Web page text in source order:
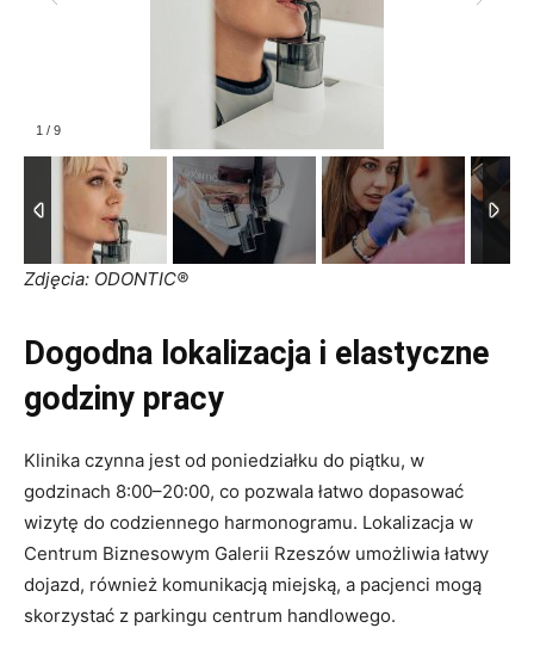
1 / 9
Zdjęcia: ODONTIC®
Dogodna lokalizacja i elastyczne
godziny pracy
Klinika czynna jest od poniedziałku do piątku, w
godzinach 8:00–20:00, co pozwala łatwo dopasować
wizytę do codziennego harmonogramu. Lokalizacja w
Centrum Biznesowym Galerii Rzeszów umożliwia łatwy
dojazd, również komunikacją miejską, a pacjenci mogą
skorzystać z parkingu centrum handlowego.